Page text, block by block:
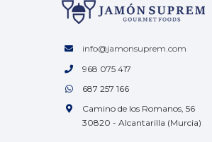
info@jamonsuprem.com
968 075 417
687 257 166
Camino de los Romanos, 56
30820 - Alcantarilla (Murcia)